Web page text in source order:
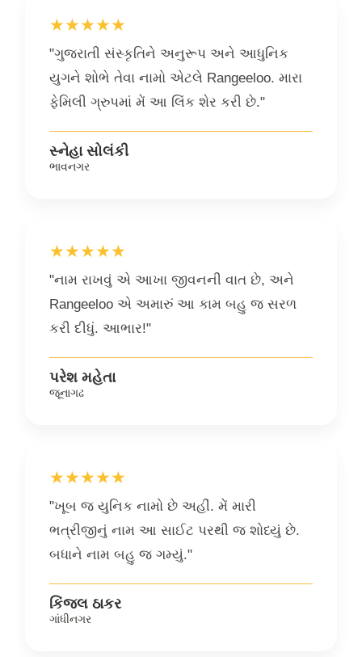
★★★★★
"ગુજરાતી સંસ્કૃતિને અનુરૂપ અને આધુનિક
યુગને શોભે તેવા નામો એટલે Rangeeloo. મારા
ફેમિલી ગ્રુપમાં મેં આ લિંક શેર કરી છે."
સ્નેહા સોલંકી
ભાવનગર
★★★★★
"નામ રાખવું એ આખા જીવનની વાત છે, અને
Rangeeloo એ અમારું આ કામ બહુ જ સરળ
કરી દીધું. આભાર!"
પરેશ મહેતા
જૂનાગઢ
★★★★★
"ખૂબ જ યુનિક નામો છે અહીં. મેં મારી
ભત્રીજીનું નામ આ સાઈટ પરથી જ શોધ્યું છે.
બધાને નામ બહુ જ ગમ્યું."
કિંજલ ઠાકર
ગાંધીનગર